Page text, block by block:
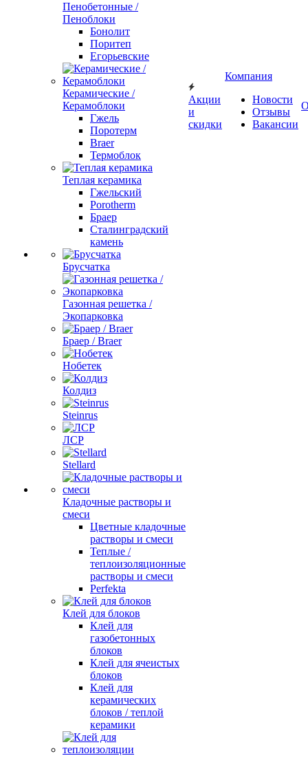
Пенобетонные /
Пеноблоки
Бонолит
Поритеп
Егорьевские
Керамические /
Керамоблоки
Гжель
Поротерм
Braer
Термоблок
Теплая керамика
Гжельский
Porotherm
Браер
Сталинградский
камень
Брусчатка
Газонная решетка /
Экопарковка
Браер / Braer
Нобетек
Колдиз
Steinrus
ЛСР
Stellard
Кладочные растворы и
смеси
Цветные кладочные
растворы и смеси
Теплые /
теплоизоляционные
растворы и смеси
Perfekta
Клей для блоков
Клей для
газобетонных
блоков
Клей для ячеистых
блоков
Клей для
керамических
блоков / теплой
керамики
Акции
и
скидки
Компания
Новости
Отзывы
Вакансии